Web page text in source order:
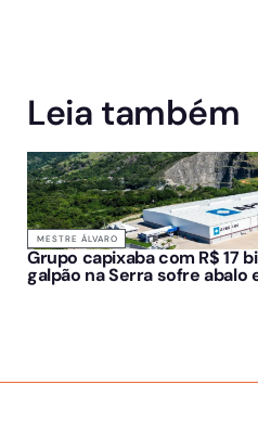
Leia também
MESTRE ÁLVARO
Grupo capixaba com R$ 17
galpão na Serra sofre